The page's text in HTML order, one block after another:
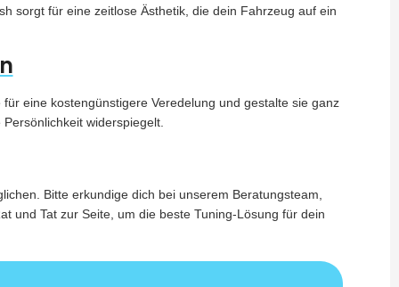
sorgt für eine zeitlose Ästhetik, die dein Fahrzeug auf ein
eine kostengünstigere Veredelung und gestalte sie ganz
widerspiegelt.
Bitte erkundige dich bei unserem Beratungsteam,
und Tat zur Seite, um die beste Tuning-Lösung für dein